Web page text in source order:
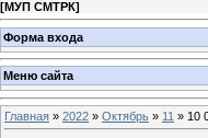
[МУП СМТРК]
Форма входа
Меню сайта
Главная » 2022 » Октябрь » 11 » 10